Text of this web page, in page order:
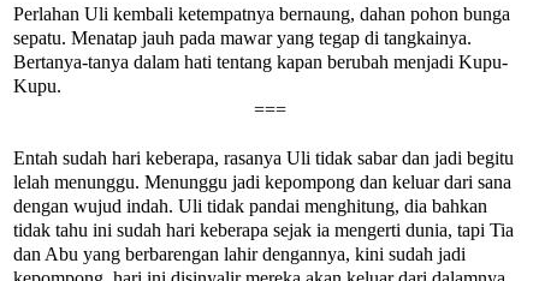
Perlahan Uli kembali ketempatnya bernaung, dahan pohon bunga
sepatu. Menatap jauh pada mawar yang tegap di tangkainya.
Bertanya-tanya dalam hati tentang kapan berubah menjadi Kupu-
Kupu.
===
Entah sudah hari keberapa, rasanya Uli tidak sabar dan jadi begitu
lelah menunggu. Menunggu jadi kepompong dan keluar dari sana
dengan wujud indah. Uli tidak pandai menghitung, dia bahkan
tidak tahu ini sudah hari keberapa sejak ia mengerti dunia, tapi Tia
dan Abu yang berbarengan lahir dengannya, kini sudah jadi